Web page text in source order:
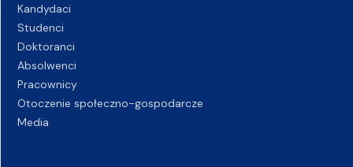
Kandydaci
Studenci
Doktoranci
Absolwenci
Pracownicy
Otoczenie społeczno-gospodarcze
Media